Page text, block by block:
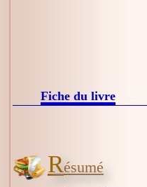
Fiche du livre
Résumé